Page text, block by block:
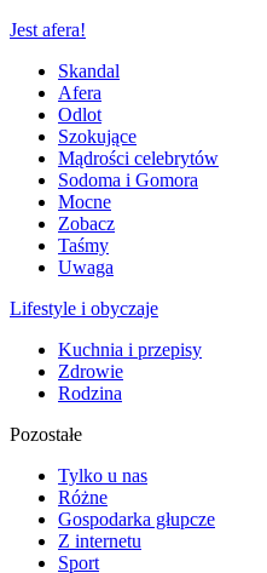
Jest afera!
Skandal
Afera
Odlot
Szokujące
Mądrości celebrytów
Sodoma i Gomora
Mocne
Zobacz
Taśmy
Uwaga
Lifestyle i obyczaje
Kuchnia i przepisy
Zdrowie
Rodzina
Pozostałe
Tylko u nas
Różne
Gospodarka głupcze
Z internetu
Sport